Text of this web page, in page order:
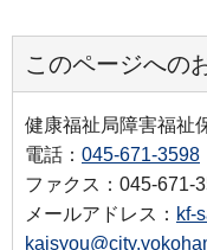
このページへの
健康福祉局障害福祉
電話： 045-671-3598
ファクス：045-671-
メールアドレス： kf-